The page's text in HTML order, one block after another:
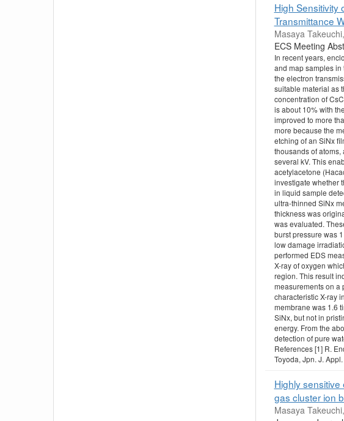
High Sensitivity
Transmittance
Masaya
ECS Meeting
In recent years,
and map samples in
the electron
suitable material as
concentration of
is about 10% with
improved to more
more because the
etching of an SiNx
thousands of
several kV. This
acetylacetone
investigate whether
in liquid sample
ultra-thinned SiNx
thickness was
was evaluated.
burst pressure was
low damage
performed EDS
X-ray of oxygen
region. This result
measurements on a
characteristic X-ray
membrane was 1.6
SiNx, but not in
energy. From the
detection of pure
References [1] R.
Toyoda, Jpn. J.
Highly
gas cluster ion
Masaya